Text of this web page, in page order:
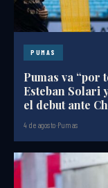
PUMAS
Pumas va “por
Esteban Solari
el debut ante
4 de agosto·Pumas